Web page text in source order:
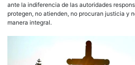
ante la indiferencia de las autoridades
protegen, no atienden, no procuran justicia y
manera integral.